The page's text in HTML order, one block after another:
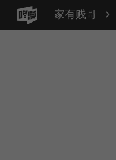
家有贱哥